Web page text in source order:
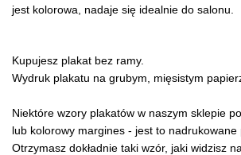
jest kolorowa, nadaje się idealnie do salonu.
Kupujesz plakat bez ramy.
Wydruk plakatu na grubym, mięsistym
Niektóre wzory plakatów w naszym sklepie
lub kolorowy margines - jest to nadrukowane
Otrzymasz dokładnie taki wzór, jaki widzisz